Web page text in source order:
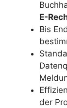
E-
Bis
der